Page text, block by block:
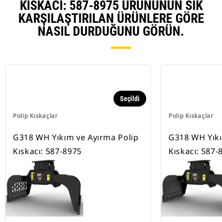
KISKACI: 587-8975 ÜRÜNÜNÜN SIK
KARŞILAŞTIRILAN ÜRÜNLERE GÖRE
NASIL DURDUĞUNU GÖRÜN.
Polip Kıskaçlar
Seçildi
G318 WH Yıkım ve Ayırma Polip
Kıskacı: 587-8975
Polip Kıskaçlar
G318 WH
Kıskacı: 587-